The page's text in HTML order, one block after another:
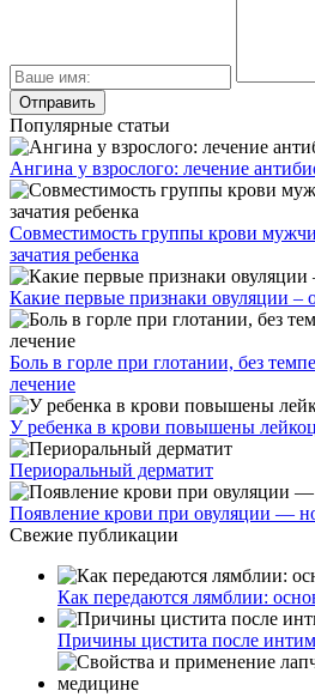
Популярные статьи
Ангина у взрослого: лечение
Совместимость группы крови
зачатия ребенка
Какие первые признаки овуляции
Боль в горле при глотании, без
лечение
У ребенка в крови повышены
Периоральный дерматит
Появление крови при овуляции —
Свежие публикации
Как передаются лямблии:
Причины цистита после